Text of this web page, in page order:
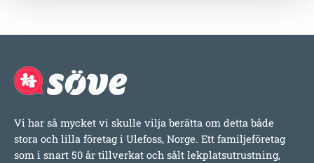
Vi har så mycket vi skulle vilja berätta om detta både
stora och lilla företag i Ulefoss, Norge. Ett familjeföretag
som i snart 50 år tillverkat och sålt lekplatsutrustning,